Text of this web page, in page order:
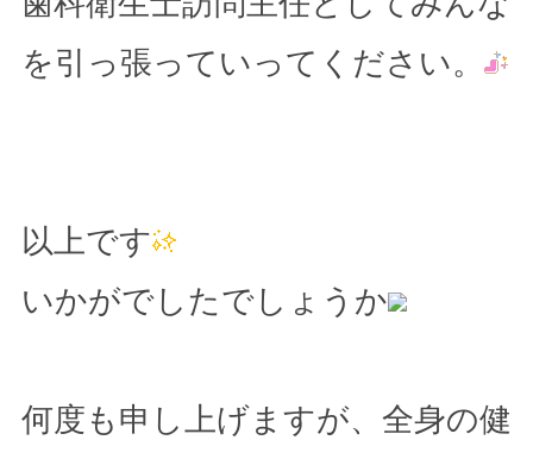
を引っ張っていってください。
以上です
いかがでしたでしょうか
何度も申し上げますが、全身の健